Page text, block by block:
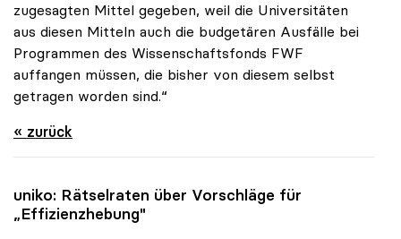
zugesagten Mittel gegeben, weil die Universitäten
aus diesen Mitteln auch die budgetären Ausfälle bei
Programmen des Wissenschaftsfonds FWF
auffangen müssen, die bisher von diesem selbst
getragen worden sind.“
« zurück
uniko: Rätselraten über Vorschläge für
„Effizienzhebung"